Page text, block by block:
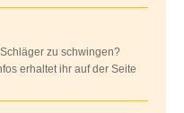
zu schwingen?
erhaltet ihr auf der Seite